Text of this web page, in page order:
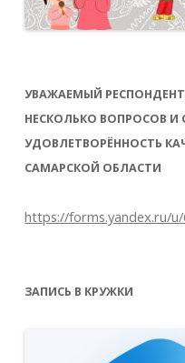
УВАЖАЕМЫЙ
НЕСКОЛЬКО ВОПРОСОВ И
УДОВЛЕТВОРЁННОСТЬ
САМАРСКОЙ ОБЛАСТИ
https://forms.yandex.ru/
ЗАПИСЬ В КРУЖКИ